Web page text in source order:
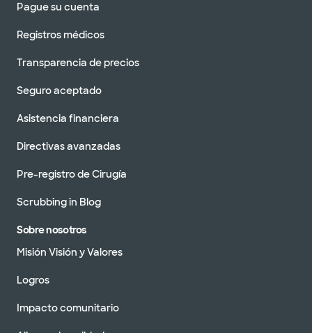
Pague su cuenta
Registros médicos
Transparencia de precios
Seguro aceptado
Asistencia financiera
Directivas avanzadas
Pre-registro de Cirugía
Scrubbing in Blog
Sobre nosotros
Misión Visión y Valores
Logros
Impacto comunitario